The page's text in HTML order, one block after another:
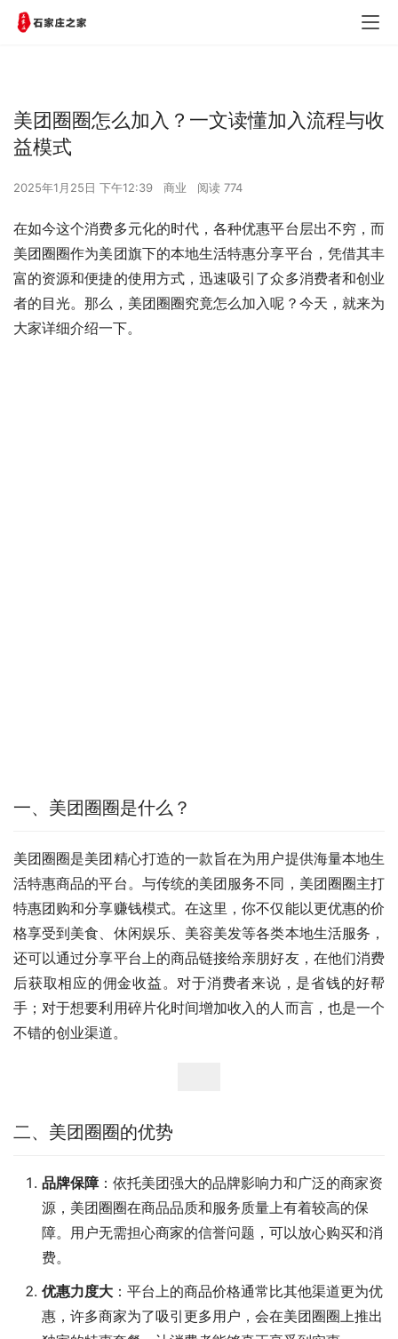
美团圈圈怎么加入？一文读懂加入流程与收
益模式
2025年1月25日 下午12:39 商业 阅读 774
在如今这个消费多元化的时代，各种优惠平台层出不穷，而
美团圈圈作为美团旗下的本地生活特惠分享平台，凭借其丰
富的资源和便捷的使用方式，迅速吸引了众多消费者和创业
者的目光。那么，美团圈圈究竟怎么加入呢？今天，就来为
大家详细介绍一下。
一、美团圈圈是什么？
美团圈圈是美团精心打造的一款旨在为用户提供海量本地生
活特惠商品的平台。与传统的美团服务不同，美团圈圈主打
特惠团购和分享赚钱模式。在这里，你不仅能以更优惠的价
格享受到美食、休闲娱乐、美容美发等各类本地生活服务，
还可以通过分享平台上的商品链接给亲朋好友，在他们消费
后获取相应的佣金收益。对于消费者来说，是省钱的好帮
手；对于想要利用碎片化时间增加收入的人而言，也是一个
不错的创业渠道。
二、美团圈圈的优势
品牌保障：依托美团强大的品牌影响力和广泛的商家资
源，美团圈圈在商品品质和服务质量上有着较高的保
障。用户无需担心商家的信誉问题，可以放心购买和消
费。
优惠力度大 ：平台上的商品价格通常比其他渠道更为优
惠，许多商家为了吸引更多用户，会在美团圈圈上推出